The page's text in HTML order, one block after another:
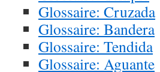
Glossaire: Cruzada
Glossaire: Bandera
Glossaire: Tendida
Glossaire: Aguante